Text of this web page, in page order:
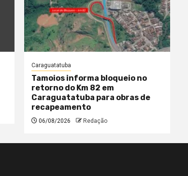
Caraguatatuba
Tamoios informa bloqueio no
retorno do Km 82 em
Caraguatatuba para obras de
recapeamento
06/08/2026 Redação